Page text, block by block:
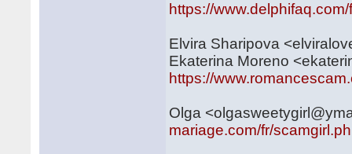
https://
Elvira Sharipova
Ekaterina Moreno
https://
Olga
mariage.com/fr/